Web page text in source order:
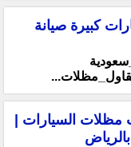
كبيرة صيانة
مظلات السيارات |